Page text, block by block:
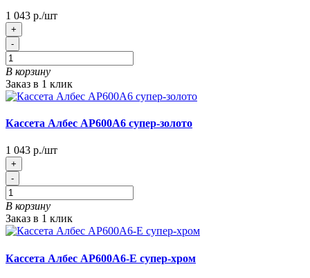
1 043 р./шт
+
-
В корзину
Заказ в 1 клик
Кассета Албес АР600А6 супер-золото
1 043 р./шт
+
-
В корзину
Заказ в 1 клик
Кассета Албес АР600А6-Е супер-хром